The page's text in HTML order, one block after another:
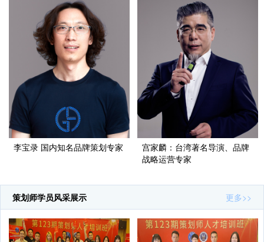
李宝录 国内知名品牌策划专家
宫家麟：台湾著名导演、品牌
战略运营专家
策划师学员风采展示 更多>>